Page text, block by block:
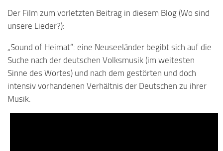
Der Film zum vorletzten Beitrag in diesem Blog (Wo sind
unsere Lieder?):
„Sound of Heimat“: eine Neuseeländer begibt sich auf die
Suche nach der deutschen Volksmusik (im weitesten
Sinne des Wortes) und nach dem gestörten und doch
intensiv vorhandenen Verhältnis der Deutschen zu ihrer
Musik.